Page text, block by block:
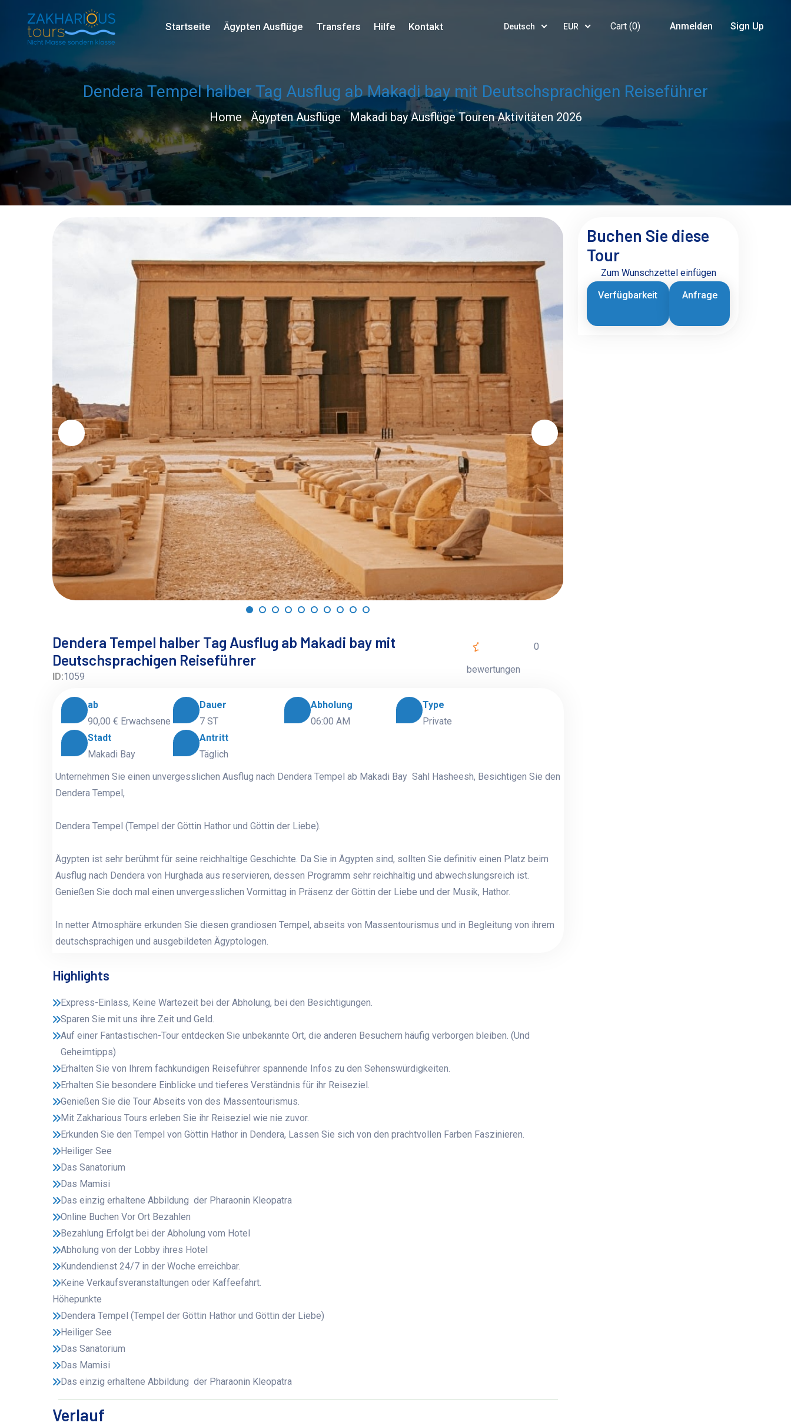
Startseite Ägypten Ausflüge Transfers Hilfe Kontakt Deutsch EUR Cart (0) Anmelden Sign Up
Dendera Tempel halber Tag Ausflug ab Makadi bay mit Deutschsprachigen Reiseführer
Home Ägypten Ausflüge Makadi bay Ausflüge Touren Aktivitäten 2026
Dendera Tempel halber Tag Ausflug ab Makadi bay mit
Deutschsprachigen Reiseführer
ID:1059
0
bewertungen
ab
90,00 € Erwachsene
Dauer
7 ST
Abholung
06:00 AM
Type
Private
Stadt
Makadi Bay
Antritt
Täglich
Unternehmen Sie einen unvergesslichen Ausflug nach Dendera Tempel ab Makadi Bay Sahl Hasheesh, Besichtigen Sie den
Dendera Tempel,
Dendera Tempel (Tempel der Göttin Hathor und Göttin der Liebe).
Ägypten ist sehr berühmt für seine reichhaltige Geschichte. Da Sie in Ägypten sind, sollten Sie definitiv einen Platz beim
Ausflug nach Dendera von Hurghada aus reservieren, dessen Programm sehr reichhaltig und abwechslungsreich ist.
Genießen Sie doch mal einen unvergesslichen Vormittag in Präsenz der Göttin der Liebe und der Musik, Hathor.
In netter Atmosphäre erkunden Sie diesen grandiosen Tempel, abseits von Massentourismus und in Begleitung von ihrem
deutschsprachigen und ausgebildeten Ägyptologen.
Highlights
Express-Einlass, Keine Wartezeit bei der Abholung, bei den Besichtigungen.
Sparen Sie mit uns ihre Zeit und Geld.
Auf einer Fantastischen-Tour entdecken Sie unbekannte Ort, die anderen Besuchern häufig verborgen bleiben. (Und
Geheimtipps)
Erhalten Sie von Ihrem fachkundigen Reiseführer spannende Infos zu den Sehenswürdigkeiten.
Erhalten Sie besondere Einblicke und tieferes Verständnis für ihr Reiseziel.
Genießen Sie die Tour Abseits von des Massentourismus.
Mit Zakharious Tours erleben Sie ihr Reiseziel wie nie zuvor.
Erkunden Sie den Tempel von Göttin Hathor in Dendera, Lassen Sie sich von den prachtvollen Farben Faszinieren.
Heiliger See
Das Sanatorium
Das Mamisi
Das einzig erhaltene Abbildung der Pharaonin Kleopatra
Online Buchen Vor Ort Bezahlen
Bezahlung Erfolgt bei der Abholung vom Hotel
Abholung von der Lobby ihres Hotel
Kundendienst 24/7 in der Woche erreichbar.
Keine Verkaufsveranstaltungen oder Kaffeefahrt.
Höhepunkte
Dendera Tempel (Tempel der Göttin Hathor und Göttin der Liebe)
Heiliger See
Das Sanatorium
Das Mamisi
Das einzig erhaltene Abbildung der Pharaonin Kleopatra
Verlauf
Buchen Sie diese
Tour
Zum Wunschzettel einfügen
Anfrage